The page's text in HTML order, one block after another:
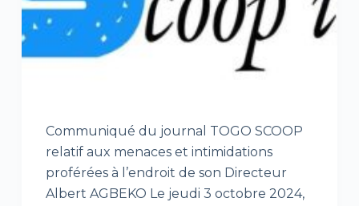
Communiqué du journal TOGO SCOOP
relatif aux menaces et intimidations
proférées à l’endroit de son Directeur
Albert AGBEKO Le jeudi 3 octobre 2024,